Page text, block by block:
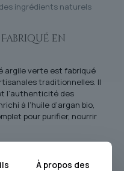
ingrédients naturels
en
argile verte est fabriqué
traditionnelles. Il
l’authenticité des
à l’huile d’argan bio,
pour purifier, nourrir
À propos des